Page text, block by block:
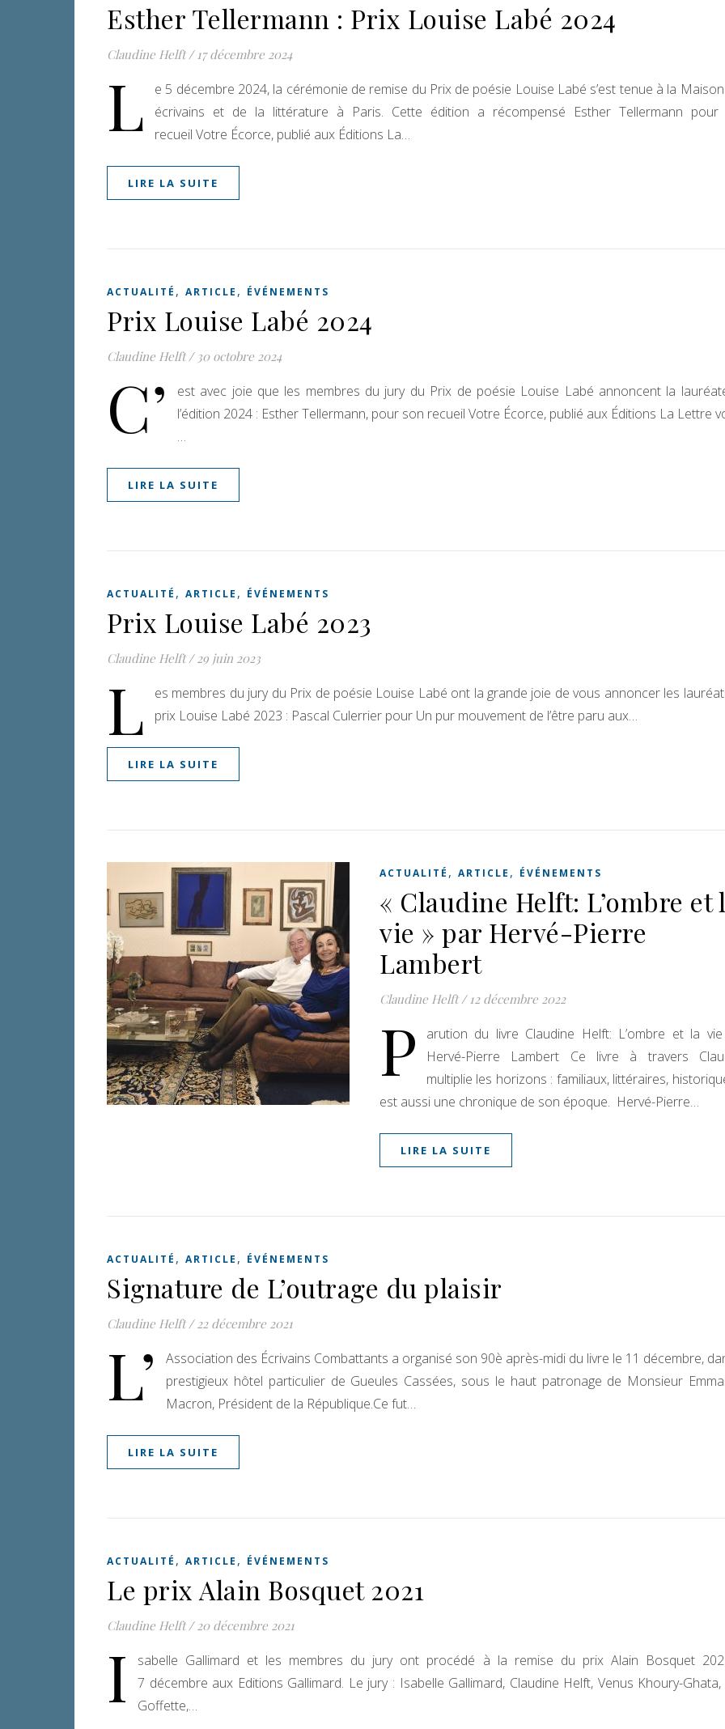
Esther Tellermann : Prix Louise Labé 2024
Claudine Helft / 17 décembre 2024
L
e 5 décembre 2024, la cérémonie de remise du Prix de poésie Louise Labé s’est tenue à la
écrivains et de la littérature à Paris. Cette édition a récompensé Esther Tellermann pour
recueil Votre Écorce, publié aux Éditions La…
LIRE LA SUITE
ACTUALITÉ , ARTICLE , ÉVÉNEMENTS
Prix Louise Labé 2024
Claudine Helft / 30 octobre 2024
C’
est avec joie que les membres du jury du Prix de poésie Louise Labé annoncent la
l’édition 2024 : Esther Tellermann, pour son recueil Votre Écorce, publié aux Éditions La Lettre
…
LIRE LA SUITE
ACTUALITÉ , ARTICLE , ÉVÉNEMENTS
Prix Louise Labé 2023
Claudine Helft / 29 juin 2023
L
es membres du jury du Prix de poésie Louise Labé ont la grande joie de vous annoncer les
prix Louise Labé 2023 : Pascal Culerrier pour Un pur mouvement de l’être paru aux…
LIRE LA SUITE
ACTUALITÉ , ARTICLE , ÉVÉNEMENTS
« Claudine Helft: L’ombre et
vie » par Hervé-Pierre
Lambert
Claudine Helft / 12 décembre 2022
P
arution du livre Claudine Helft: L’ombre et la
Hervé-Pierre Lambert Ce livre à travers
multiplie les horizons : familiaux, littéraires,
est aussi une chronique de son époque. Hervé-Pierre…
LIRE LA SUITE
ACTUALITÉ , ARTICLE , ÉVÉNEMENTS
Signature de L’outrage du plaisir
Claudine Helft / 22 décembre 2021
L’
Association des Écrivains Combattants a organisé son 90è après-midi du livre le 11 décembre,
prestigieux hôtel particulier de Gueules Cassées, sous le haut patronage de Monsieur
Macron, Président de la République.Ce fut…
LIRE LA SUITE
ACTUALITÉ , ARTICLE , ÉVÉNEMENTS
Le prix Alain Bosquet 2021
Claudine Helft / 20 décembre 2021
I
sabelle Gallimard et les membres du jury ont procédé à la remise du prix Alain Bosquet
7 décembre aux Editions Gallimard. Le jury : Isabelle Gallimard, Claudine Helft, Venus Khoury-Ghata,
Goffette,…